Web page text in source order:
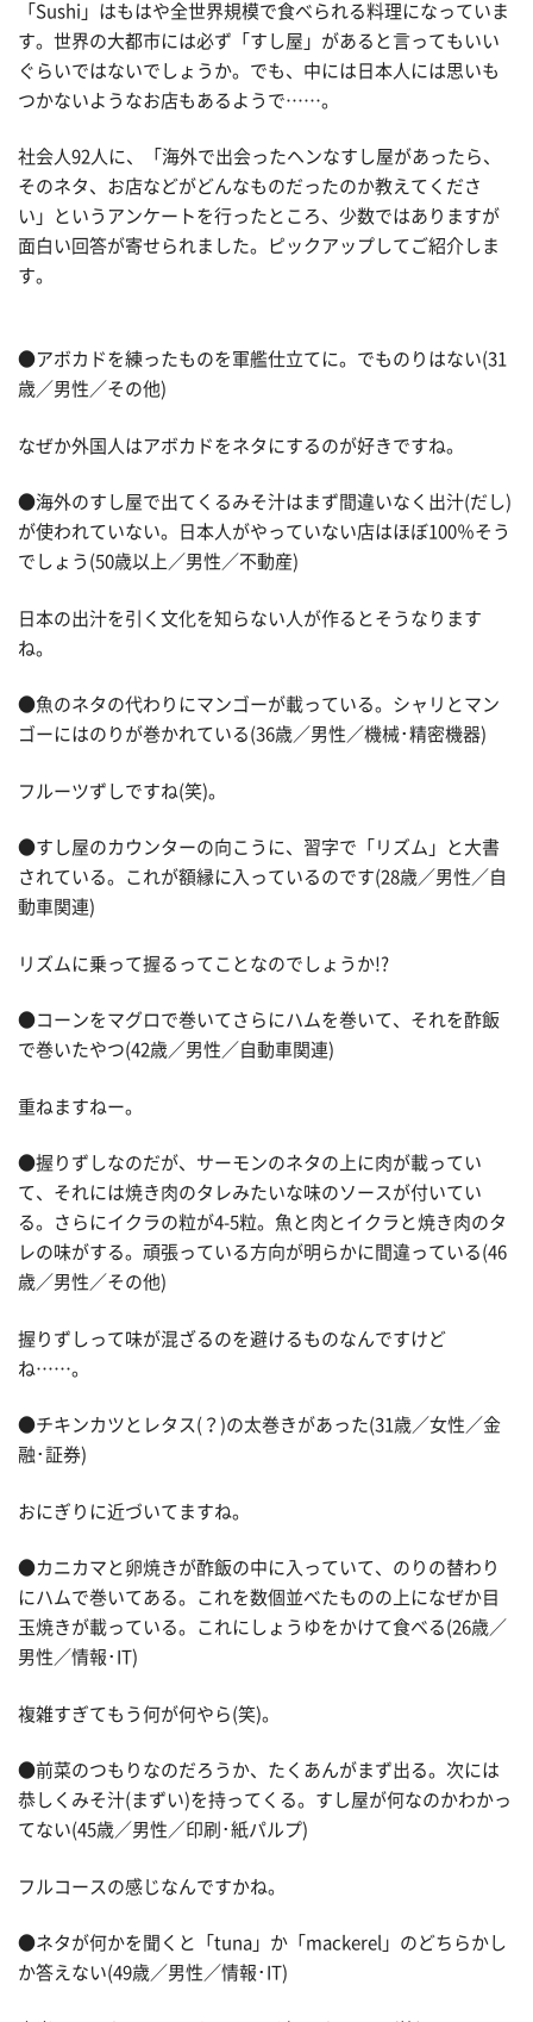
「Sushi」はもはや全世界規模で食べられる料理になっていま
す。世界の大都市には必ず「すし屋」があると言ってもいい
ぐらいではないでしょうか。でも、中には日本人には思いも
つかないようなお店もあるようで……。
社会人92人に、「海外で出会ったヘンなすし屋があったら、
そのネタ、お店などがどんなものだったのか教えてくださ
い」というアンケートを行ったところ、少数ではありますが
面白い回答が寄せられました。ピックアップしてご紹介しま
す。
●アボカドを練ったものを軍艦仕立てに。でものりはない(31
歳／男性／その他)
なぜか外国人はアボカドをネタにするのが好きですね。
●海外のすし屋で出てくるみそ汁はまず間違いなく出汁(だし)
が使われていない。日本人がやっていない店はほぼ100％そう
でしょう(50歳以上／男性／不動産)
日本の出汁を引く文化を知らない人が作るとそうなります
ね。
●魚のネタの代わりにマンゴーが載っている。シャリとマン
ゴーにはのりが巻かれている(36歳／男性／機械･精密機器)
フルーツずしですね(笑)。
●すし屋のカウンターの向こうに、習字で「リズム」と大書
されている。これが額縁に入っているのです(28歳／男性／自
動車関連)
リズムに乗って握るってことなのでしょうか!?
●コーンをマグロで巻いてさらにハムを巻いて、それを酢飯
で巻いたやつ(42歳／男性／自動車関連)
重ねますねー。
●握りずしなのだが、サーモンのネタの上に肉が載ってい
て、それには焼き肉のタレみたいな味のソースが付いてい
る。さらにイクラの粒が4-5粒。魚と肉とイクラと焼き肉のタ
レの味がする。頑張っている方向が明らかに間違っている(46
歳／男性／その他)
握りずしって味が混ざるのを避けるものなんですけど
ね……。
●チキンカツとレタス(？)の太巻きがあった(31歳／女性／金
融･証券)
おにぎりに近づいてますね。
●カニカマと卵焼きが酢飯の中に入っていて、のりの替わり
にハムで巻いてある。これを数個並べたものの上になぜか目
玉焼きが載っている。これにしょうゆをかけて食べる(26歳／
男性／情報･IT)
複雑すぎてもう何が何やら(笑)。
●前菜のつもりなのだろうか、たくあんがまず出る。次には
恭しくみそ汁(まずい)を持ってくる。すし屋が何なのかわかっ
てない(45歳／男性／印刷･紙パルプ)
フルコースの感じなんですかね。
●ネタが何かを聞くと「tuna」か「mackerel」のどちらかし
か答えない(49歳／男性／情報･IT)